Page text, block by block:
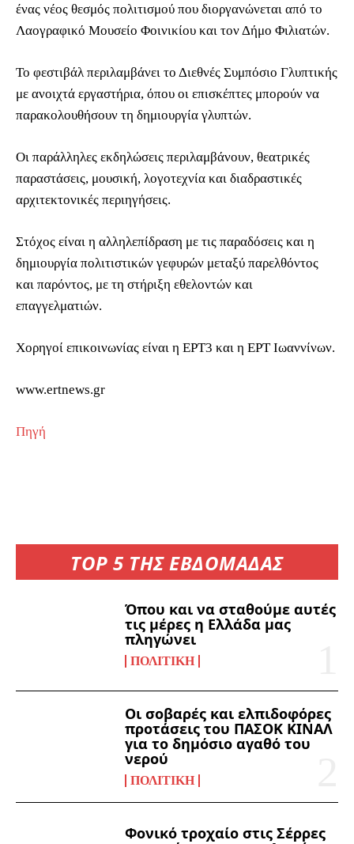
TOP 5 ΤΗΣ ΕΒΔΟΜΑΔΑΣ
Όπου και να σταθούμε αυτές
τις μέρες η Ελλάδα μας
πληγώνει
ΠΟΛΙΤΙΚΉ
Οι σοβαρές και ελπιδοφόρες
προτάσεις του ΠΑΣΟΚ ΚΙΝΑΛ
για το δημόσιο αγαθό του
νερού
ΠΟΛΙΤΙΚΉ
Φονικό τροχαίο στις Σέρρες
ένας νέος θεσμός πολιτισμού που διοργανώνεται από το
Λαογραφικό Μουσείο Φοινικίου και τον Δήμο Φιλιατών.
Το φεστιβάλ περιλαμβάνει το Διεθνές Συμπόσιο Γλυπτικής
με ανοιχτά εργαστήρια, όπου οι επισκέπτες μπορούν να
παρακολουθήσουν τη δημιουργία γλυπτών.
Οι παράλληλες εκδηλώσεις περιλαμβάνουν, θεατρικές
παραστάσεις, μουσική, λογοτεχνία και διαδραστικές
αρχιτεκτονικές περιηγήσεις.
Στόχος είναι η αλληλεπίδραση με τις παραδόσεις και η
δημιουργία πολιτιστικών γεφυρών μεταξύ παρελθόντος
και παρόντος, με τη στήριξη εθελοντών και
επαγγελματιών.
Χορηγοί επικοινωνίας είναι η ΕΡΤ3 και η ΕΡΤ Ιωαννίνων.
www.ertnews.gr
Πηγή